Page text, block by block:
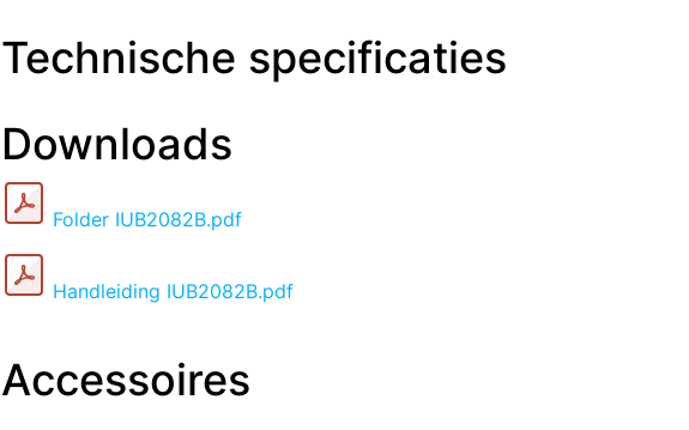
Technische specificaties
Downloads
Folder IUB2082B.pdf
Handleiding IUB2082B.pdf
Accessoires